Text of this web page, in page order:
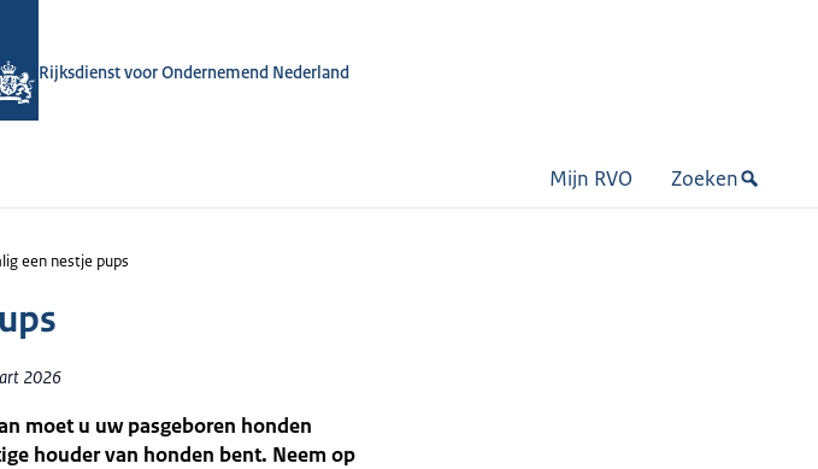
Rijksdienst voor Ondernemend Nederland
Mijn RVO Zoeken
een nestje pups
2026
moet u uw pasgeboren honden
houder van honden bent. Neem op